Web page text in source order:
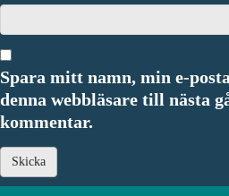
Spara mitt namn, min e-
denna webbläsare till nästa
kommentar.